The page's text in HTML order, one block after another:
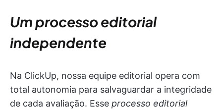
Um processo editorial
independente
Na ClickUp, nossa equipe editorial opera com
total autonomia para salvaguardar a integridade
de cada avaliação. Esse processo editorial